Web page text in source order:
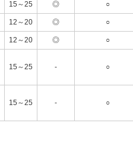
15～25 ◎ ○
12～20 ◎ ○
12～20 ◎ ○
15～25 - ○
15～25 - ○